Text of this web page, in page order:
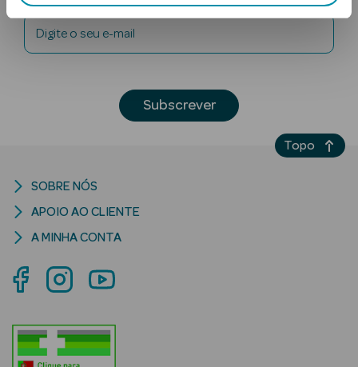
Corpo
Rosto
Lábios
Criança
Digite o seu e-mail
Subscrever
SOBRE NÓS
APOIO AO CLIENTE
A MINHA CONTA
Topo